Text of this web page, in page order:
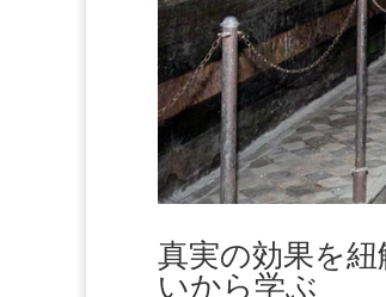
真実の効果を
いから学ぶ